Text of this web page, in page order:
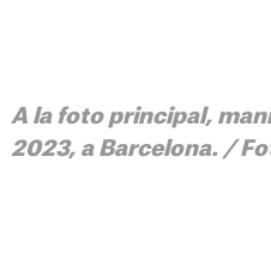
A la foto principal,
2023, a Barcelona. /